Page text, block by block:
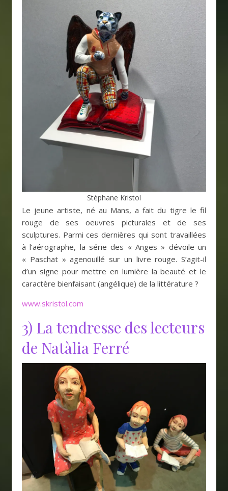
Stéphane Kristol
Le jeune artiste, né au Mans, a fait du tigre le fil
rouge de ses oeuvres picturales et de ses
sculptures. Parmi ces dernières qui sont travaillées
à l’aérographe, la série des « Anges » dévoile un
« Paschat » agenouillé sur un livre rouge. S’agit-il
d’un signe pour mettre en lumière la beauté et le
caractère bienfaisant (angélique) de la littérature ?
www.skristol.com
3) La tendresse des lecteurs
de Natàlia Ferré